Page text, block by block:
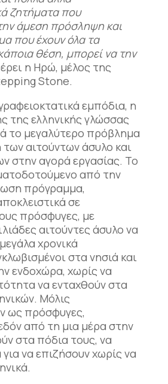
ζητήματα που
άμεση πρόσληψη και
που έχουν όλα τα
θέση, μπορεί να την
η Ηρώ, μέλος της
Stone.
εμπόδια, η
της ελληνικής γλώσσας
το μεγαλύτερο πρόβλημα
των αιτούντων άσυλο και
στην αγορά εργασίας. Το
από την
πρόγραμμα,
σε
πρόσφυγες, με
αιτούντες άσυλο να
χρονικά
στα νησιά και
ενδοχώρα, χωρίς να
να ενταχθούν στα
Μόλις
ως πρόσφυγες,
από τη μια μέρα στην
στα πόδια τους, να
να επιζήσουν χωρίς να